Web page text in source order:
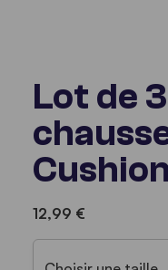
Lot de
12,99 €